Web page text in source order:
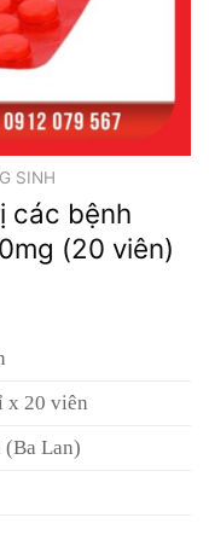
SINH
các bệnh
(20 viên)
x 20 viên
(Ba Lan)